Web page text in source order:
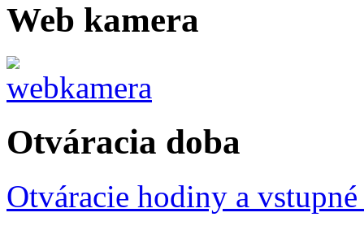
Web kamera
Otváracia doba
Otváracie hodiny a